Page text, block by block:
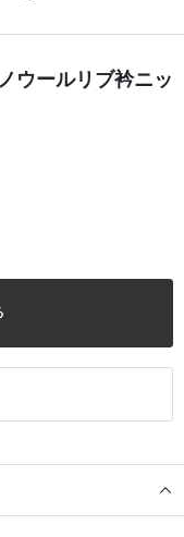
ウールリブ衿ニッ